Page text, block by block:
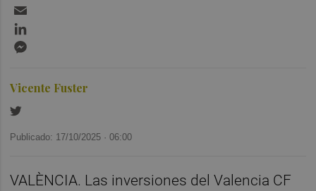
Vicente Fuster
Publicado: 17/10/2025 ·06:00
VALÈNCIA. Las inversiones del Valencia CF